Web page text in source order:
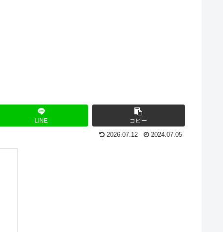
LINE コピー
2026.07.12 2024.07.05